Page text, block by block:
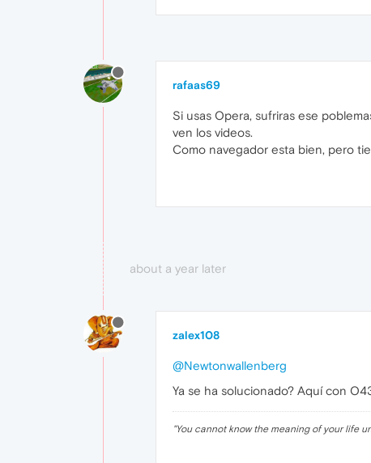
rafaas69
Si usas Opera, sufriras ese
ven los videos.
Como navegador esta bien, pero
about a year later
zalex108
@Newtonwallenberg
Ya se ha solucionado? Aquí con
"You cannot know the meaning of your life